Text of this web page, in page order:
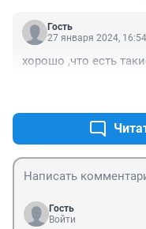
Гость
27 января 2024, 16:54
хорошо ,что есть
Гость
Войти